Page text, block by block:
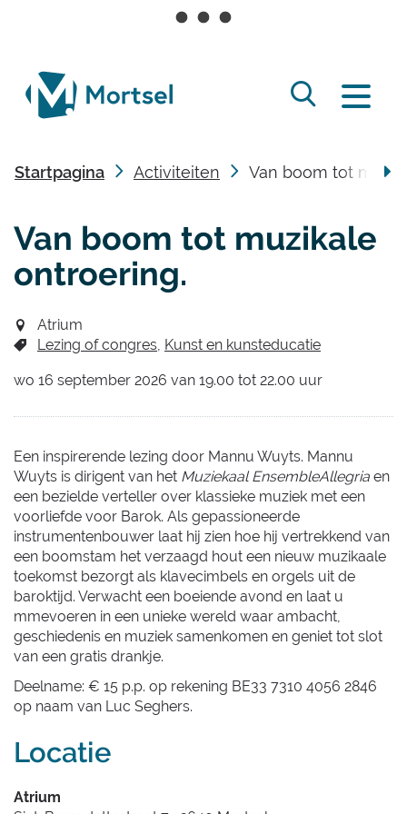
lokaal
bestuur
Mortsel
/
naar
Startpagina Activiteiten Van boom tot
Van boom tot muzikale
ontroering.
Atrium
Lezing of congres Kunst en kunsteducatie
wo 16 september 2026 van 19.00 tot 22.00 uur
Een inspirerende lezing door Mannu Wuyts. Mannu
Wuyts is dirigent van het Muziekaal EnsembleAllegria en
een bezielde verteller over klassieke muziek met een
voorliefde voor Barok. Als gepassioneerde
instrumentenbouwer laat hij zien hoe hij vertrekkend van
een boomstam het verzaagd hout een nieuw muzikaale
toekomst bezorgt als klavecimbels en orgels uit de
baroktijd. Verwacht een boeiende avond en laat u
mmevoeren in een unieke wereld waar ambacht,
geschiedenis en muziek samenkomen en geniet tot slot
van een gratis drankje.
Deelname: € 15 p.p. op rekening BE33 7310 4056 2846
op naam van Luc Seghers.
Locatie
Atrium